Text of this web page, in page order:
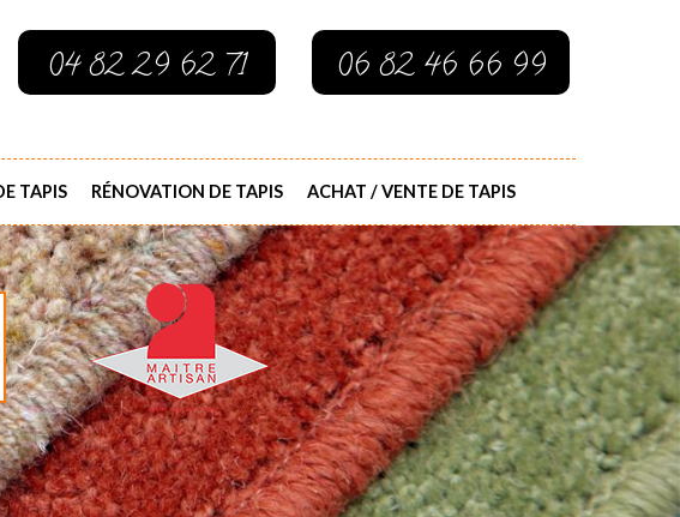
04 82 29 62 71 06 82 46 66 99
TAPIS RÉNOVATION DE TAPIS ACHAT / VENTE DE TAPIS